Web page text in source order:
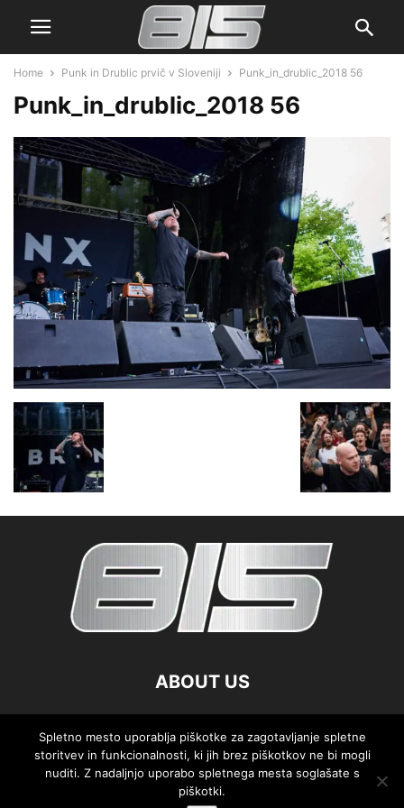
Home Punk in Drublic prvič v Sloveniji Punk_in_drublic_2018 56
Punk_in_drublic_2018 56
ABOUT US
FOLLOW US
Spletno mesto uporablja piškotke za zagotavljanje spletne
storitvev in funkcionalnosti, ki jih brez piškotkov ne bi mogli
nuditi. Z nadaljnjo uporabo spletnega mesta soglašate s
piškotki.